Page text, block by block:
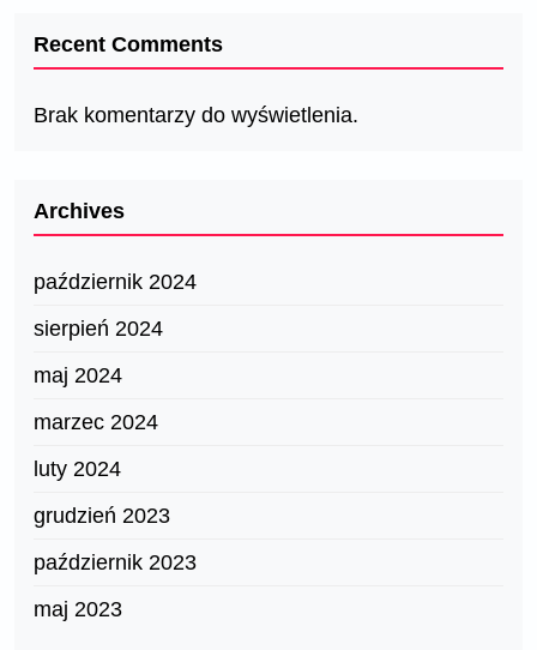
Recent Comments
Brak komentarzy do wyświetlenia.
Archives
październik 2024
sierpień 2024
maj 2024
marzec 2024
luty 2024
grudzień 2023
październik 2023
maj 2023